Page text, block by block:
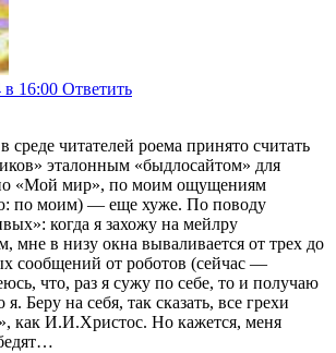
16:00 Ответить
среде читателей роема принято считать
эталонным «быдлосайтом» для
«Мой мир», по моим ощущениям
по моим) — еще хуже. По поводу
когда я захожу на мейлру
мне в низу окна вываливается от трех до
сообщений от роботов (сейчас —
что, раз я сужу по себе, то и получаю
я. Беру на себя, так сказать, все грехи
как И.И.Христос. Но кажется, меня